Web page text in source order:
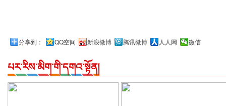
分享到： QQ空间 新浪微博 腾讯微博 人人网 微信
པར་རིས་མིག་གི་དགའ་སྟོན།